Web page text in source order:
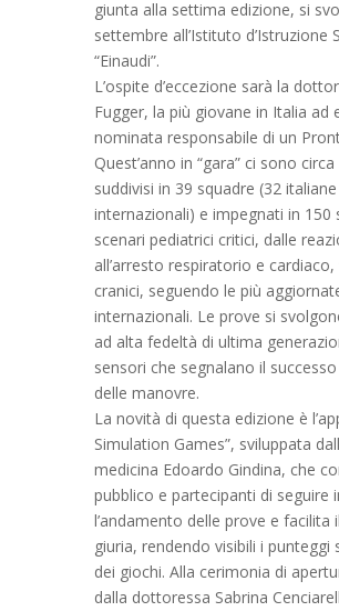
giunta alla settima edizione, si
settembre all’Istituto d’Istruzione
“Einaudi”.
L’ospite d’eccezione sarà la
Fugger, la più giovane in Italia ad
nominata responsabile di un
Quest’anno in “gara” ci sono
suddivisi in 39 squadre (32
internazionali) e impegnati in 150
scenari pediatrici critici, dalle
all’arresto respiratorio e
cranici, seguendo le più
internazionali. Le prove si
ad alta fedeltà di ultima
sensori che segnalano il
delle manovre.
La novità di questa edizione è
Simulation Games”, sviluppata
medicina Edoardo Gindina, che
pubblico e partecipanti di seguire
l’andamento delle prove e facilita
giuria, rendendo visibili i punteggi
dei giochi. Alla cerimonia di
dalla dottoressa Sabrina